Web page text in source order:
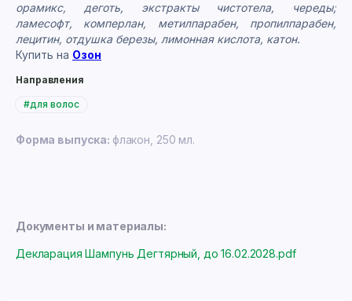
Документы и материалы:
Декларация Шампунь Дегтярный, до 16.02.2028.pdf
орамикс, деготь, экстракты чистотела, череды;
ламесофт, комперлан, метилпарабен, пропилпарабен,
лецитин, отдушка березы, лимонная кислота, катон.
Купить на Озон
Направления
#для волос
Форма выпуска: флакон, 250 мл.